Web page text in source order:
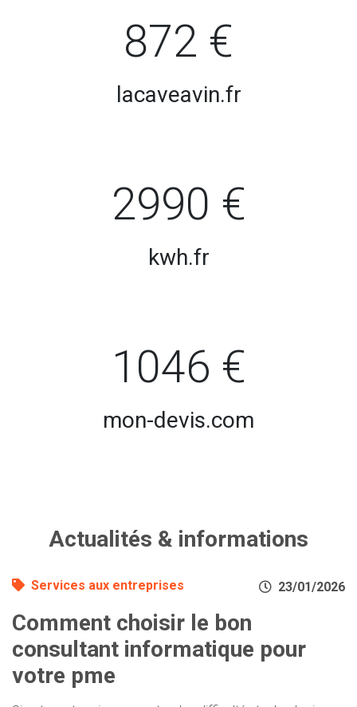
872 €
lacaveavin.fr
2990 €
kwh.fr
1046 €
mon-devis.com
Actualités & informations
Services aux entreprises 23/01/2026
Comment choisir le bon
consultant informatique pour
votre pme